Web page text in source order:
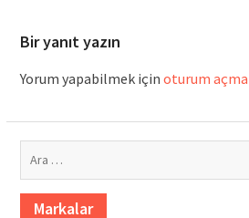
Bir yanıt yazın
Yorum yapabilmek için oturum
Markalar